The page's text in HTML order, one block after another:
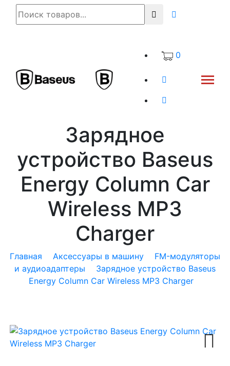
0
Зарядное
устройство Baseus
Energy Column Car
Wireless MP3
Charger
Главная Аксессуары в машину
FM-модуляторы
и аудиоадаптеры
Зарядное устройство Baseus
Energy Column Car Wireless MP3 Charger